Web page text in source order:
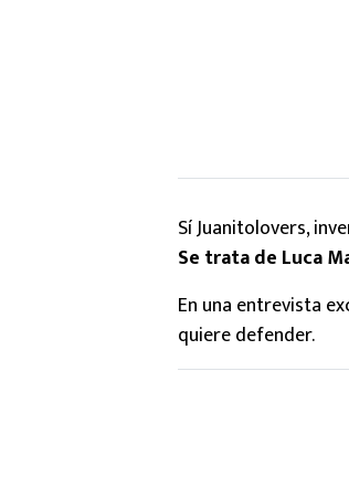
Sí Juanitolovers,
Se trata de Luca
En una entrevista
quiere defender.